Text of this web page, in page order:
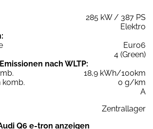
285 kW / 387 PS
Elektro
Euro6
4 (Green)
nach WLTP:
18,9 kWh/100km
komb.
0 g/km
A
Zentrallager
Q6 e-tron anzeigen